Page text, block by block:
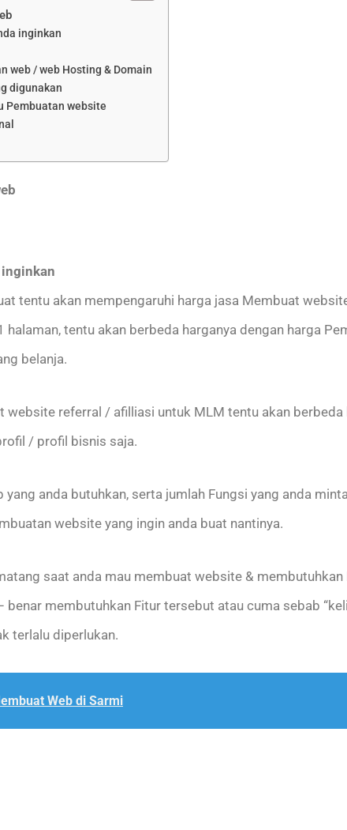
inginkan
web / web Hosting & Domain
digunakan
Pembuatan website
tentu akan mempengaruhi harga jasa Membuat
tentu akan berbeda harganya dengan harga
belanja.
website referral / afilliasi untuk MLM tentu akan berbeda
/ profil bisnis saja.
anda butuhkan, serta jumlah Fungsi yang anda
website yang ingin anda buat nantinya.
saat anda mau membuat website & membutuhkan
benar membutuhkan Fitur tersebut atau cuma sebab
terlalu diperlukan.
Web di Sarmi